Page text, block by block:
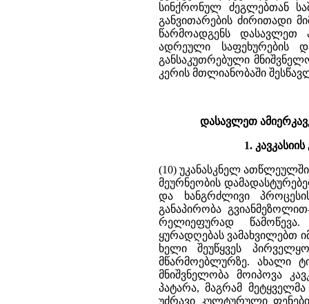
სინქრონულ ძეგლებთან
განვითარების ძირითადი
წარმოადგენს დასავლეთ
ადრეული საფეხურების
განსაკუთრებული
კერის მთლიანობაში
დასავლეთ
1.
(10) უკანასკნელ
მეურნეობის
და ხანგრძლივი
განაპირობა
რელიეფურად წამოწევა.
ყურადღებას ვამახვილებთ
ხელი შეუწყვეს
მწარმოებლურზე. ახალი
მნიშვნელობა მოიპოვა
პატარა, მაგრამ
უძრავი კულტურული